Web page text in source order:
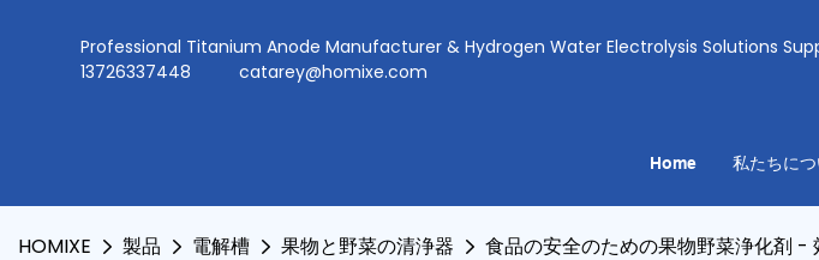
Professional Titanium Anode Manufacturer & Hydrogen Water Electrolysis
13726337448
catarey@homixe.com
Home 私たちに
HOMIXE 製品 電解槽 果物と野菜の清浄器 食品の安全のための果物野菜浄化剤 -